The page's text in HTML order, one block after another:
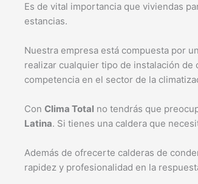
Es de vital importancia que viviendas
estancias.
Nuestra empresa está compuesta por
realizar cualquier tipo de instalación de
competencia en el sector de la
Con Clima Total no tendrás que
Latina. Si tienes una caldera que
Además de ofrecerte calderas de
rapidez y profesionalidad en la